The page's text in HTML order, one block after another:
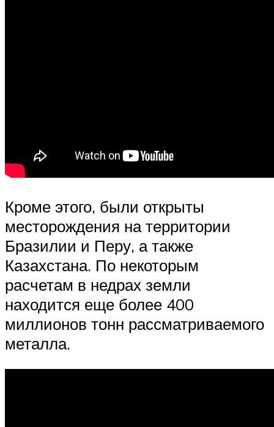
Кроме этого, были открыты
месторождения на территории
Бразилии и Перу, а также
Казахстана. По некоторым
расчетам в недрах земли
находится еще более 400
миллионов тонн рассматриваемого
металла.